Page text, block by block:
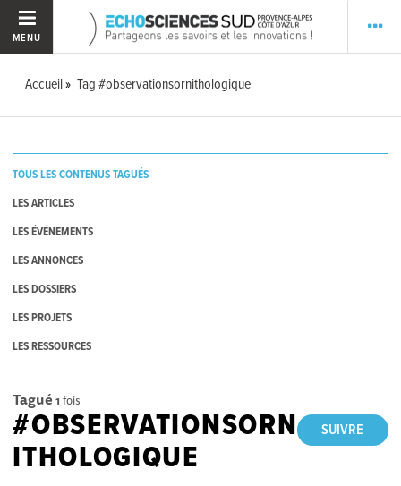
MENU
Accueil Tag #observationsornithologique
TOUS LES CONTENUS TAGUÉS
LES ARTICLES
LES ÉVÉNEMENTS
LES ANNONCES
LES DOSSIERS
LES PROJETS
LES RESSOURCES
Tagué 1 fois
SUIVRE
#OBSERVATIONSORN
ITHOLOGIQUE